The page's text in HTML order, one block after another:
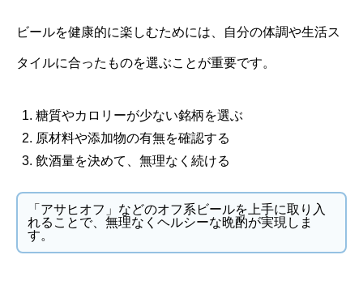
ビールを健康的に楽しむためには、自分の体調や生活ス
タイルに合ったものを選ぶことが重要です。
糖質やカロリーが少ない銘柄を選ぶ
原材料や添加物の有無を確認する
飲酒量を決めて、無理なく続ける
「アサヒオフ」などのオフ系ビールを上手に取り入
れることで、無理なくヘルシーな晩酌が実現しま
す。